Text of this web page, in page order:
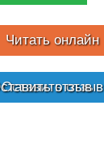
Читать онлайн
Оставить отзыв